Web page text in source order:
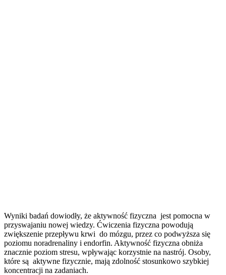
Wyniki badań dowiodły, że aktywność fizyczna jest pomocna w
przyswajaniu nowej wiedzy. Ćwiczenia fizyczna powodują
zwiększenie przepływu krwi do mózgu, przez co podwyższa się
poziomu noradrenaliny i endorfin. Aktywność fizyczna obniża
znacznie poziom stresu, wpływając korzystnie na nastrój. Osoby,
które są aktywne fizycznie, mają zdolność stosunkowo szybkiej
koncentracji na zadaniach.